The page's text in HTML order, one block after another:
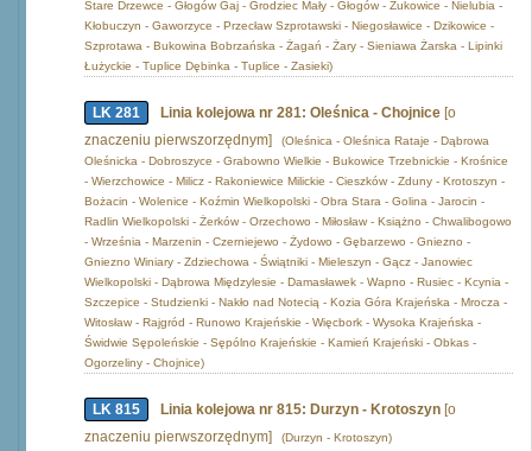
Stare Drzewce - Głogów Gaj - Grodziec Mały - Głogów - Żukowice - Nielubia -
Kłobuczyn - Gaworzyce - Przecław Szprotawski - Niegosławice - Dzikowice -
Szprotawa - Bukowina Bobrzańska - Żagań - Żary - Sieniawa Żarska - Lipinki
Łużyckie - Tuplice Dębinka - Tuplice - Zasieki)
LK 281 Linia kolejowa nr 281: Oleśnica - Chojnice [o
znaczeniu pierwszorzędnym]
(Oleśnica - Oleśnica Rataje - Dąbrowa
Oleśnicka - Dobroszyce - Grabowno Wielkie - Bukowice Trzebnickie - Krośnice
- Wierzchowice - Milicz - Rakoniewice Milickie - Cieszków - Zduny - Krotoszyn -
Bożacin - Wolenice - Koźmin Wielkopolski - Obra Stara - Golina - Jarocin -
Radlin Wielkopolski - Żerków - Orzechowo - Miłosław - Książno - Chwalibogowo
- Września - Marzenin - Czerniejewo - Żydowo - Gębarzewo - Gniezno -
Gniezno Winiary - Zdziechowa - Świątniki - Mieleszyn - Gącz - Janowiec
Wielkopolski - Dąbrowa Międzylesie - Damasławek - Wapno - Rusiec - Kcynia -
Szczepice - Studzienki - Nakło nad Notecią - Kozia Góra Krajeńska - Mrocza -
Witosław - Rajgród - Runowo Krajeńskie - Więcbork - Wysoka Krajeńska -
Świdwie Sępoleńskie - Sępólno Krajeńskie - Kamień Krajeński - Obkas -
Ogorzeliny - Chojnice)
LK 815 Linia kolejowa nr 815: Durzyn - Krotoszyn [o
znaczeniu pierwszorzędnym]
(Durzyn - Krotoszyn)